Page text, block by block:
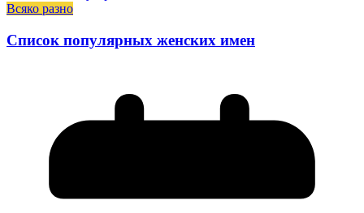
Всяко разно
Список популярных женских имен